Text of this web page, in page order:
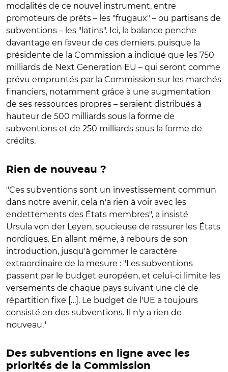
modalités de ce nouvel instrument, entre
promoteurs de prêts – les "frugaux" – ou partisans de
subventions – les "latins". Ici, la balance penche
davantage en faveur de ces derniers, puisque la
présidente de la Commission a indiqué que les 750
milliards de Next Generation EU – qui seront comme
prévu empruntés par la Commission sur les marchés
financiers, notamment grâce à une augmentation
de ses ressources propres – seraient distribués à
hauteur de 500 milliards sous la forme de
subventions et de 250 milliards sous la forme de
crédits.
Rien de nouveau ?
"Ces subventions sont un investissement commun
dans notre avenir, cela n'a rien à voir avec les
endettements des États membres", a insisté
Ursula von der Leyen, soucieuse de rassurer les États
nordiques. En allant même, à rebours de son
introduction, jusqu'à gommer le caractère
extraordinaire de la mesure : "Les subventions
passent par le budget européen, et celui-ci limite les
versements de chaque pays suivant une clé de
répartition fixe […]. Le budget de l'UE a toujours
consisté en des subventions. Il n'y a rien de
nouveau."
Des subventions en ligne avec les
priorités de la Commission